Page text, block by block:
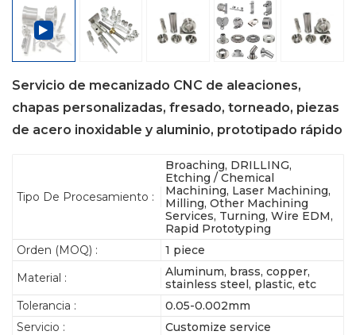
Servicio de mecanizado CNC de aleaciones,
chapas personalizadas, fresado, torneado, piezas
de acero inoxidable y aluminio, prototipado rápido
Tipo De Procesamiento :
Broaching, DRILLING,
Etching / Chemical
Machining, Laser Machining,
Milling, Other Machining
Services, Turning, Wire EDM,
Rapid Prototyping
Orden (MOQ) :
1 piece
Material :
Aluminum, brass, copper,
stainless steel, plastic, etc
Tolerancia :
0.05-0.002mm
Servicio :
Customize service